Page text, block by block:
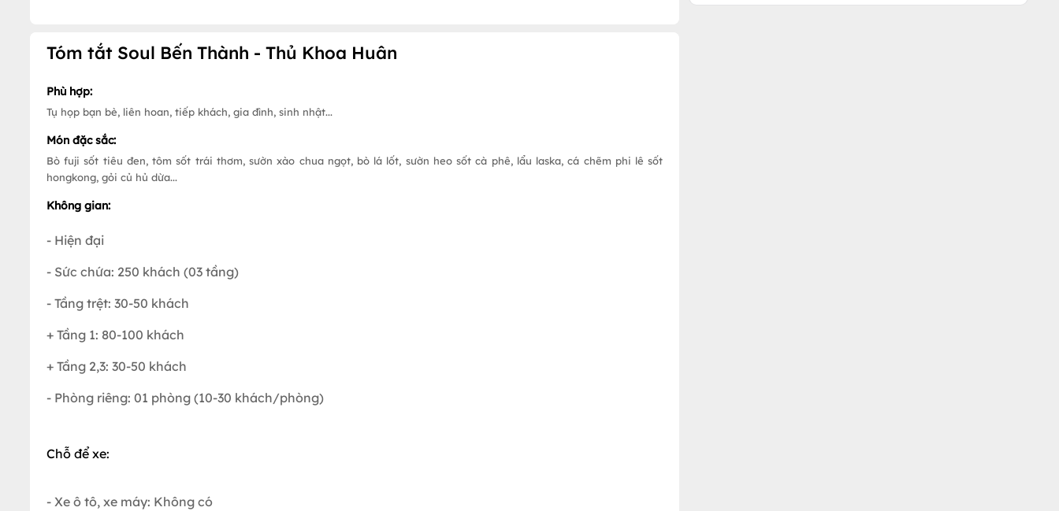
Tóm tắt Soul Bến Thành - Thủ Khoa Huân
Phù hợp:
Tụ họp bạn bè, liên hoan, tiếp khách, gia đình, sinh nhật...
Món đặc sắc:
Bò fuji sốt tiêu đen, tôm sốt trái thơm, sườn xào chua ngọt, bò lá lốt, sườn heo sốt cà phê, lẩu laska, cá chẽm phi lê sốt
hongkong, gỏi củ hủ dừa...
Không gian:
- Hiện đại
- Sức chứa: 250 khách (03 tầng)
- Tầng trệt: 30-50 khách
+ Tầng 1: 80-100 khách
+ Tầng 2,3: 30-50 khách
- Phòng riêng: 01 phòng (10-30 khách/phòng)
Chỗ để xe:
- Xe ô tô, xe máy: Không có